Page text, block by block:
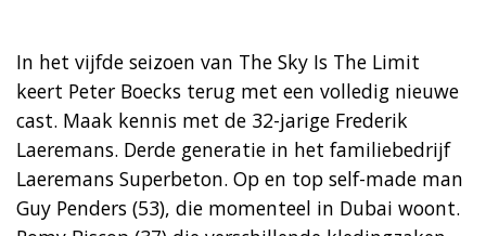
In het vijfde seizoen van The Sky Is The Limit
keert Peter Boecks terug met een volledig nieuwe
cast. Maak kennis met de 32-jarige Frederik
Laeremans. Derde generatie in het familiebedrijf
Laeremans Superbeton. Op en top self-made man
Guy Penders (53), die momenteel in Dubai woont.